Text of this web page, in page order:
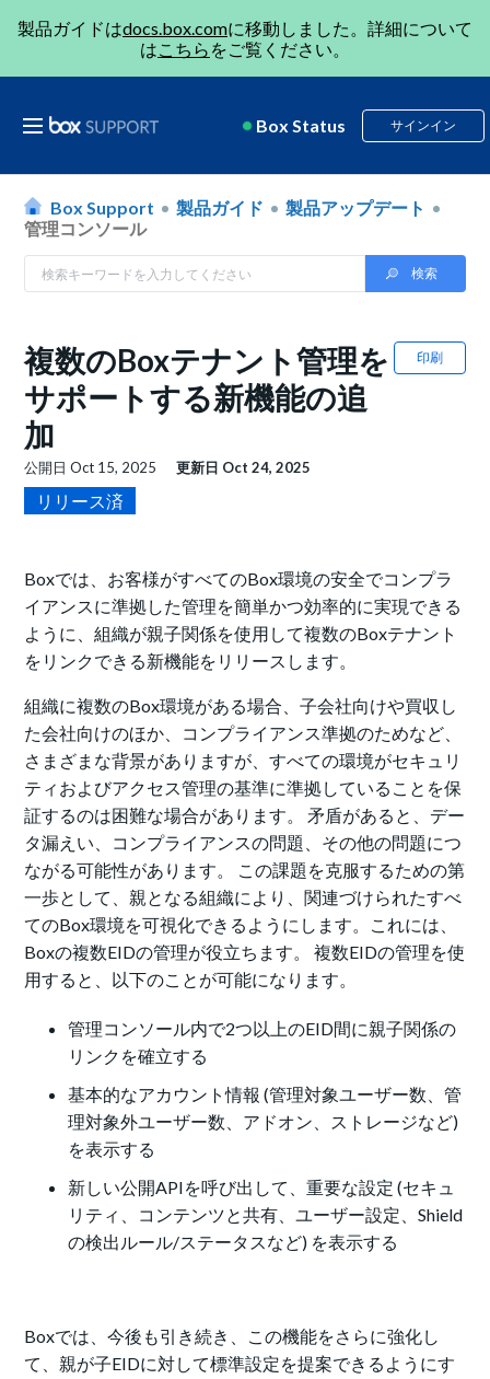
製品ガイドはdocs.box.comに移動しました。詳細について
はこちら をご覧ください。
Box Status サインイン
Box Support 製品ガイド
製品アップデート
管理コンソール
印刷
複数のBoxテナント管理を
サポートする新機能の追
加
公開日Oct 15, 2025 更新日 Oct 24, 2025
リリース済
Boxでは、お客様がすべてのBox環境の安全でコンプラ
イアンスに準拠した管理を簡単かつ効率的に実現できる
ように、組織が親子関係を使用して複数のBoxテナント
をリンクできる新機能をリリースします。
組織に複数のBox環境がある場合、子会社向けや買収し
た会社向けのほか、コンプライアンス準拠のためなど、
さまざまな背景がありますが、すべての環境がセキュリ
ティおよびアクセス管理の基準に準拠していることを保
証するのは困難な場合があります。 矛盾があると、デー
タ漏えい、コンプライアンスの問題、その他の問題につ
ながる可能性があります。 この課題を克服するための第
一歩として、親となる組織により、関連づけられたすべ
てのBox環境を可視化できるようにします。これには、
Boxの複数EIDの管理が役立ちます。 複数EIDの管理を使
用すると、以下のことが可能になります。
管理コンソール内で2つ以上のEID間に親子関係の
リンクを確立する
基本的なアカウント情報 (管理対象ユーザー数、管
理対象外ユーザー数、アドオン、ストレージなど)
を表示する
新しい公開APIを呼び出して、重要な設定 (セキュ
リティ、コンテンツと共有、ユーザー設定、Shield
の検出ルール/ステータスなど) を表示する
Boxでは、今後も引き続き、この機能をさらに強化し
て、親が子EIDに対して標準設定を提案できるようにす